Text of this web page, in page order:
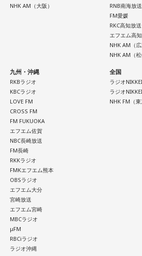
周りを喜ばせることに一生懸命になりす
を忘れていないか確認したい日。今日は
「私が嬉しいから」を選んでみてくださ
の小さなご褒美時間を作ると心が整いそ
【11位】山羊座（やぎ座）
頑張ることが当たり前になっているなら
いてみて。成果を出すことだけが人生の
ん。楽しい、心地いいという感覚を取り
が見えてきます。今日は仕事を早めに切
をして過ごして。
【12位】蠍座（さそり座）
心の奥で「もうこのままでは違う」と感
び上がるかもしれません。でも、それは
の大切なサイン。無理に答えを出さず、
て。夜は「本当はどうしたい？」と自分
ょう。今日はスマホから離れて、好きな
ゆっくり過ごしましょう。
【今日の一言メッセージ】
今日は火星にバーテックスというポイン
NHK AM（大阪）
RNB南海放送
FM愛媛
RKC高知放送
エフエム高知
NHK AM（広
NHK AM（松
九州・沖縄
RKBラジオ
KBCラジオ
LOVE FM
CROSS FM
FM FUKUOKA
エフエム佐賀
NBC長崎放送
FM長崎
RKKラジオ
FMKエフエム熊本
OBSラジオ
エフエム大分
宮崎放送
エフエム宮崎
MBCラジオ
μFM
RBCiラジオ
ラジオ沖縄
全国
ラジオ
ラジオ
NHK FM（東